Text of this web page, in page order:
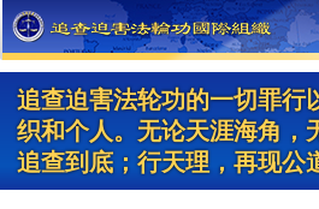
Skip
to
main
content
追查迫害法轮功的一切罪行
织和个人。无论天涯海角，
追查到底；行天理，再现公